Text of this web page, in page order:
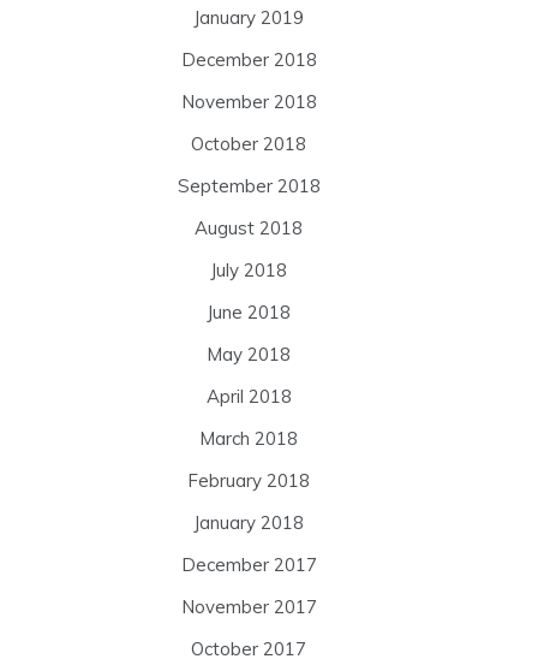
January 2019
December 2018
November 2018
October 2018
September 2018
August 2018
July 2018
June 2018
May 2018
April 2018
March 2018
February 2018
January 2018
December 2017
November 2017
October 2017